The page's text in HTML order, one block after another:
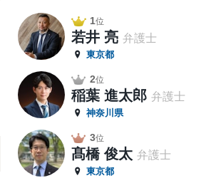
1位
若井 亮 弁護士
東京都
2位
稲葉 進太郎 弁護士
神奈川県
3位
髙橋 俊太 弁護士
東京都